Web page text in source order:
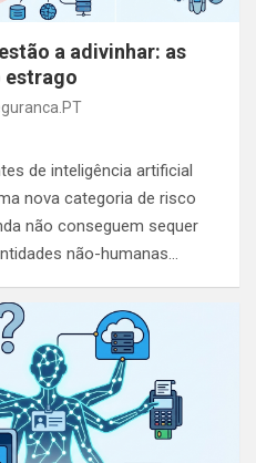
a adivinhar: as
estrago
de inteligência artificial
nova categoria de risco
não conseguem sequer
não-humanas…